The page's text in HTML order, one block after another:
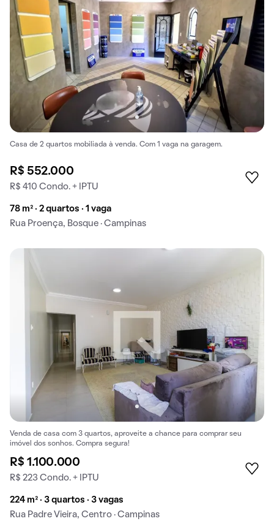
Casa de 2 quartos mobiliada à venda. Com 1 vaga na garagem.
R$ 552.000
R$ 410 Condo. + IPTU
78 m² · 2 quartos · 1 vaga
Rua Proença, Bosque · Campinas
Venda de casa com 3 quartos, aproveite a chance para comprar seu
imóvel dos sonhos. Compra segura!
R$ 1.100.000
R$ 223 Condo. + IPTU
224 m² · 3 quartos · 3 vagas
Rua Padre Vieira, Centro · Campinas